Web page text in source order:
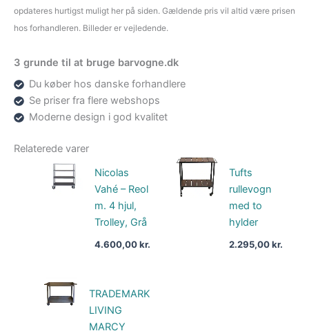
opdateres hurtigst muligt her på siden. Gældende pris vil altid være prisen
hos forhandleren. Billeder er vejledende.
3 grunde til at bruge barvogne.dk
Du køber hos danske forhandlere
Se priser fra flere webshops
Moderne design i god kvalitet
Relaterede varer
Nicolas
Vahé – Reol
m. 4 hjul,
Trolley, Grå
4.600,00kr.
Tufts
rullevogn
med to
hylder
2.295,00kr.
TRADEMARK
LIVING
MARCY